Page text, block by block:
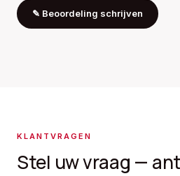
✎ Beoordeling schrijven
KLANTVRAGEN
Stel uw vraag —